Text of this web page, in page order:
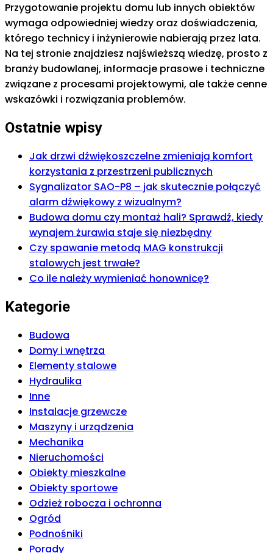
Przygotowanie projektu domu lub innych obiektów
wymaga odpowiedniej wiedzy oraz doświadczenia,
którego technicy i inżynierowie nabierają przez lata.
Na tej stronie znajdziesz najświeższą wiedzę, prosto z
branży budowlanej, informacje prasowe i techniczne
związane z procesami projektowymi, ale także cenne
wskazówki i rozwiązania problemów.
Ostatnie wpisy
Jak drzwi dźwiękoszczelne zmieniają komfort
korzystania z przestrzeni publicznych
Sygnalizator SAO-P8 – jak skutecznie połączyć
alarm dźwiękowy z wizualnym?
Budowa domu czy montaż hali? Sprawdź, kiedy
wynajem żurawia staje się niezbędny
Czy spawanie metodą MAG konstrukcji
stalowych jest trwałe?
Co ile należy wymieniać honownicę?
Kategorie
Budowa
Domy i wnętrza
Elementy stalowe
Hydraulika
Inne
Instalacje grzewcze
Maszyny i urządzenia
Mechanika
Nieruchomości
Obiekty mieszkalne
Obiekty sportowe
Odzież robocza i ochronna
Ogród
Podnośniki
Porady